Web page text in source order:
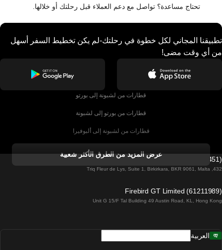
تحتاج مساعدة؟ تواصل مع دعم العملاء قبل رحلتك أو خلالها.
تطبيقنا المجاني لكل خطوة في رحلتك-لم يكن تخطيط السفر أسهل
من أي وقت مضى!
قطارات من لشبونة إلى بورتو
قطارات من بورتو إلى لشبونة
قطارات من لشبونة إلى ألبوفيرا
قطارات من ألبوفيرا إلى لشبونة
قطارات من لشبونة إلى لاغوس
قطارات من لشبونة إلى مدريد
عرض المزيد من الطرق الأكثر شعبية
Firebird GT Limited (OC 1451)
432, Triq Fleur de Lys, Suite 1, Birkirkara, BKR 9061, Malta
Firebird GT Limited (61211989)
Unit G 15/F Tal Building 49 Austin Road, KL, Hong Kong
العربية